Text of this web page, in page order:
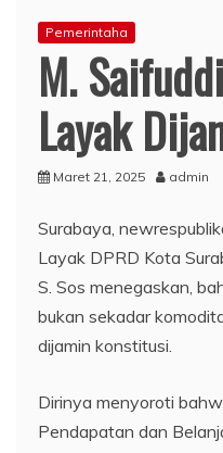
Pemerintaha
M.
Layak
Maret 21, 2025 admin
Surabaya,
Layak DPRD Kota
S. Sos menegaskan,
bukan sekadar
dijamin konstitusi.
Dirinya menyoroti
Pendapatan dan